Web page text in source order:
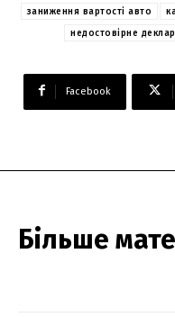
заниження вартості авто
недостовірне
Facebook
Більше